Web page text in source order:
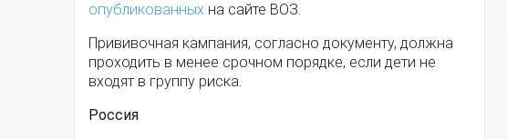
опубликованных на сайте ВОЗ.
Прививочная кампания, согласно документу, должна
проходить в менее срочном порядке, если дети не
входят в группу риска.
Россия